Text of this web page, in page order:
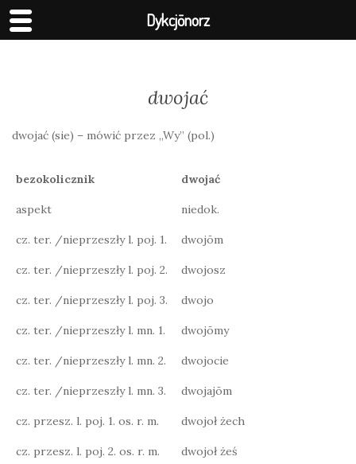
dwojać
dwojać (sie) – mówić przez „Wy” (pol.)
bezokolicznik dwojać
aspekt niedok.
cz. ter. /nieprzeszły l. poj. 1. dwojōm
cz. ter. /nieprzeszły l. poj. 2. dwojosz
cz. ter. /nieprzeszły l. poj. 3. dwojo
cz. ter. /nieprzeszły l. mn. 1. dwojōmy
cz. ter. /nieprzeszły l. mn. 2. dwojocie
cz. ter. /nieprzeszły l. mn. 3. dwojajōm
cz. przesz. l. poj. 1. os. r. m. dwojoł żech
cz. przesz. l. poj. 2. os. r. m. dwojoł żeś
Dykcjōnorz